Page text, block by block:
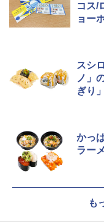
コス/
ョー
スシ
ノ」
ぎり
かっ
ラー
も